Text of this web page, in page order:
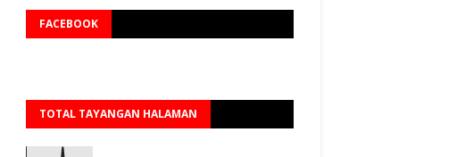
FACEBOOK
TOTAL TAYANGAN HALAMAN